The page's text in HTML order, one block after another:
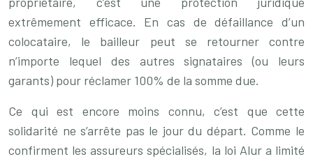
extrêmement efficace. En cas de défaillance d’un
colocataire, le bailleur peut se retourner contre
n’importe lequel des autres signataires (ou leurs
garants) pour réclamer 100% de la somme due.
Ce qui est encore moins connu, c’est que cette
solidarité ne s’arrête pas le jour du départ. Comme le
confirment les assureurs spécialisés, la loi Alur a limité